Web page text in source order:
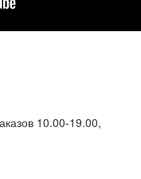
10.00-19.00,